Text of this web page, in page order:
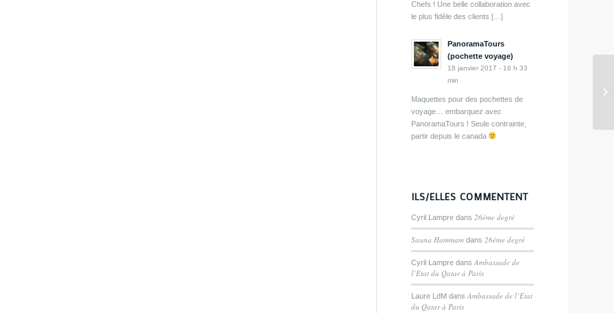
Chefs ! Une belle collaboration avec
le plus fidèle des clients […]
PanoramaTours
(pochette voyage)
18 janvier 2017 - 16 h 33
min
Maquettes pour des pochettes de
voyage… embarquez avec
PanoramaTours ! Seule contrainte,
partir depuis le canada
ILS/ELLES COMMENTENT
Cyril Lampredans 26ème degré
Sauna Hammamdans 26ème degré
Cyril Lampredans Ambassade de
l’Etat du Qatar à Paris
Laure LdM dans Ambassade de l’Etat
du Qatar à Paris
15